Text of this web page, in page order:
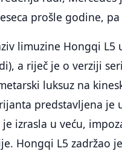
prošle godine,
limuzine Hongqi L5
a riječ je o verziji
luksuz na
predstavljena je
je izrasla u veću,
Hongqi L5 zadržao